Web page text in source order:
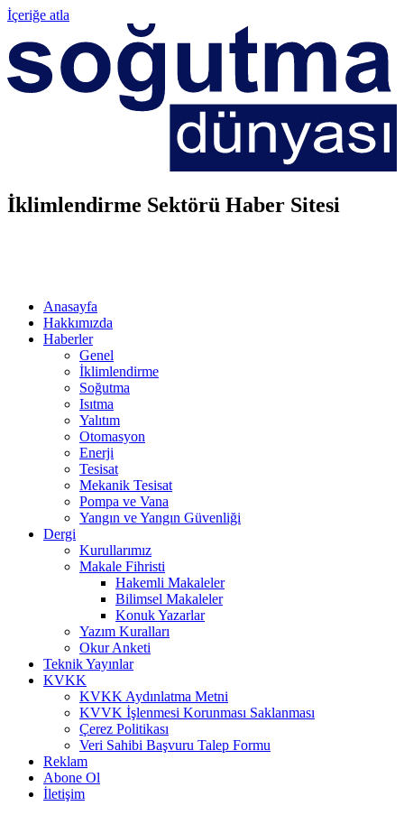
İçeriğe atla
İklimlendirme Sektörü Haber Sitesi
Anasayfa
Hakkımızda
Haberler
Genel
İklimlendirme
Soğutma
Isıtma
Yalıtım
Otomasyon
Enerji
Tesisat
Mekanik Tesisat
Pompa ve Vana
Yangın ve Yangın Güvenliği
Dergi
Kurullarımız
Makale Fihristi
Hakemli Makaleler
Bilimsel Makaleler
Konuk Yazarlar
Yazım Kuralları
Okur Anketi
Teknik Yayınlar
KVKK
KVKK Aydınlatma Metni
KVVK İşlenmesi Korunması Saklanması
Çerez Politikası
Veri Sahibi Başvuru Talep Formu
Reklam
Abone Ol
İletişim